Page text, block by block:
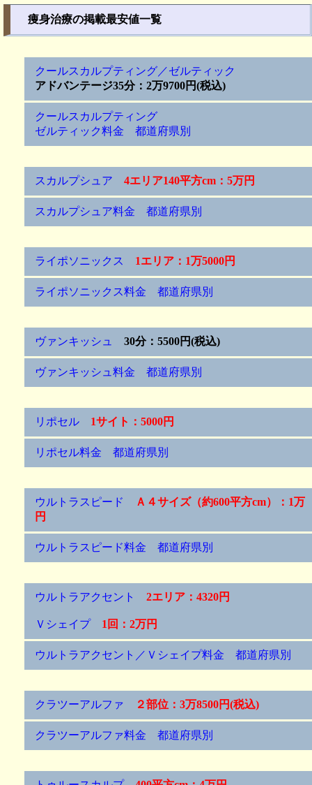
痩身治療の掲載最安値一覧
クールスカルプティング／ゼルティック
アドバンテージ35分：2万9700円(税込)
クールスカルプティング
ゼルティック料金 都道府県別
スカルプシュア 4エリア140平方cm：5万円
スカルプシュア料金 都道府県別
ライポソニックス 1エリア：1万5000円
ライポソニックス料金 都道府県別
ヴァンキッシュ 30分：5500円(税込)
ヴァンキッシュ料金 都道府県別
リポセル 1サイト：5000円
リポセル料金 都道府県別
ウルトラスピード
Ａ４サイズ（約600平方cm）：1万
円
ウルトラスピード料金 都道府県別
ウルトラアクセント 2エリア：4320円
Ｖシェイプ 1回：2万円
ウルトラアクセント／Ｖシェイプ料金 都道府県別
クラツーアルファ ２部位：3万8500円(税込)
クラツーアルファ料金 都道府県別